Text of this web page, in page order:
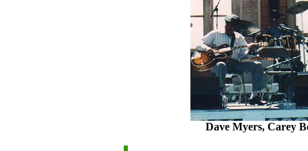
Dave Myers, Carey